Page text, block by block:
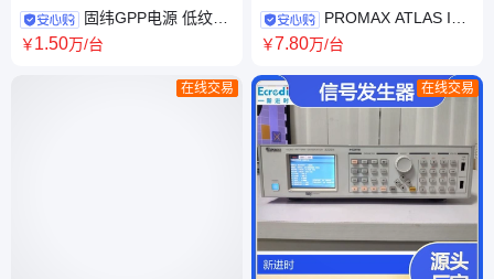
固纬GPP电源 低纹波
噪声实验室精密供电测试电源
￥1.50万/台
在线交易
PROMAX ATLAS IP
便携式检测仪 精准分析 广电运
￥7.80万/台
在线交易